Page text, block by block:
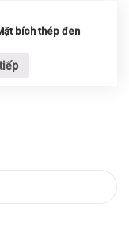
bích thép đen